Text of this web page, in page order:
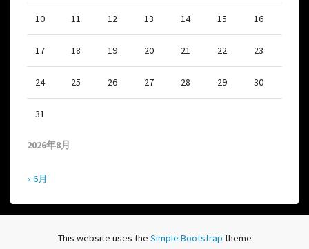
2026年8月
10 11 12 13 14 15 16
17 18 19 20 21 22 23
24 25 26 27 28 29 30
31
« 6月
This website uses the Simple Bootstrap theme